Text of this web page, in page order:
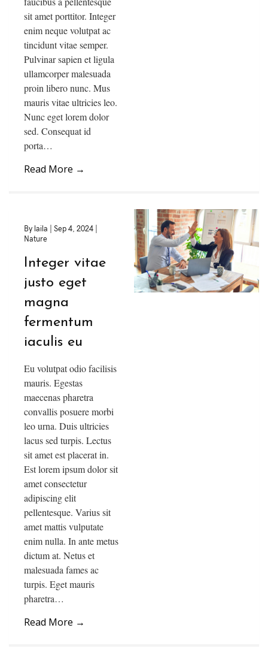
sit amet porttitor. Integer
enim neque volutpat ac
tincidunt vitae semper.
Pulvinar sapien et ligula
ullamcorper malesuada
proin libero nunc. Mus
mauris vitae ultricies leo.
Nunc eget lorem dolor
sed. Consequat id
porta…
Read More →
By laila Sep 4, 2024
Nature
Integer vitae
justo eget
magna
fermentum
iaculis eu
Eu volutpat odio facilisis
mauris. Egestas
maecenas pharetra
convallis posuere morbi
leo urna. Duis ultricies
lacus sed turpis. Lectus
sit amet est placerat in.
Est lorem ipsum dolor sit
amet consectetur
adipiscing elit
pellentesque. Varius sit
amet mattis vulputate
enim nulla. In ante metus
dictum at. Netus et
malesuada fames ac
turpis. Eget mauris
pharetra…
Read More →